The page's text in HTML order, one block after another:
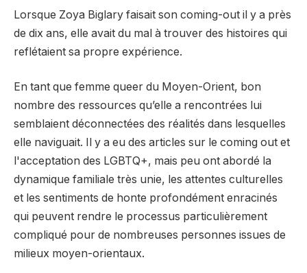
Lorsque Zoya Biglary faisait son coming-out il y a près
de dix ans, elle avait du mal à trouver des histoires qui
reflétaient sa propre expérience.
En tant que femme queer du Moyen-Orient, bon
nombre des ressources qu’elle a rencontrées lui
semblaient déconnectées des réalités dans lesquelles
elle naviguait. Il y a eu des articles sur le coming out et
l'acceptation des LGBTQ+, mais peu ont abordé la
dynamique familiale très unie, les attentes culturelles
et les sentiments de honte profondément enracinés
qui peuvent rendre le processus particulièrement
compliqué pour de nombreuses personnes issues de
milieux moyen-orientaux.